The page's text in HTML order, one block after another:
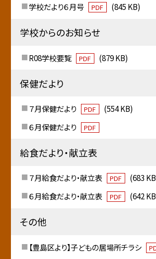
学校だより６月号
PDF (845 KB)
学校からのお知らせ
R08学校要覧 PDF (879 KB)
保健だより
７月保健だより PDF
(554 KB)
６月保健だより
PDF
給食だより・献立表
７月給食だより・献立表 PDF
(683
６月給食だより・献立表
PDF (642
その他
【豊島区より】子どもの居場所チラシ